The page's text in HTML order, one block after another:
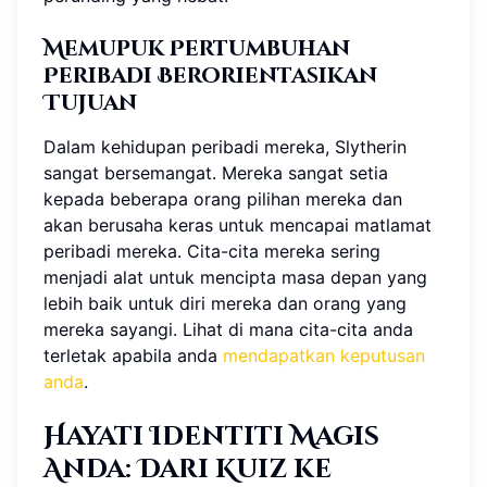
Memupuk Pertumbuhan
Peribadi Berorientasikan
Tujuan
Dalam kehidupan peribadi mereka, Slytherin
sangat bersemangat. Mereka sangat setia
kepada beberapa orang pilihan mereka dan
akan berusaha keras untuk mencapai matlamat
peribadi mereka. Cita-cita mereka sering
menjadi alat untuk mencipta masa depan yang
lebih baik untuk diri mereka dan orang yang
mereka sayangi. Lihat di mana cita-cita anda
terletak apabila anda mendapatkan keputusan
anda.
Hayati Identiti Magis
Anda: Dari Kuiz ke